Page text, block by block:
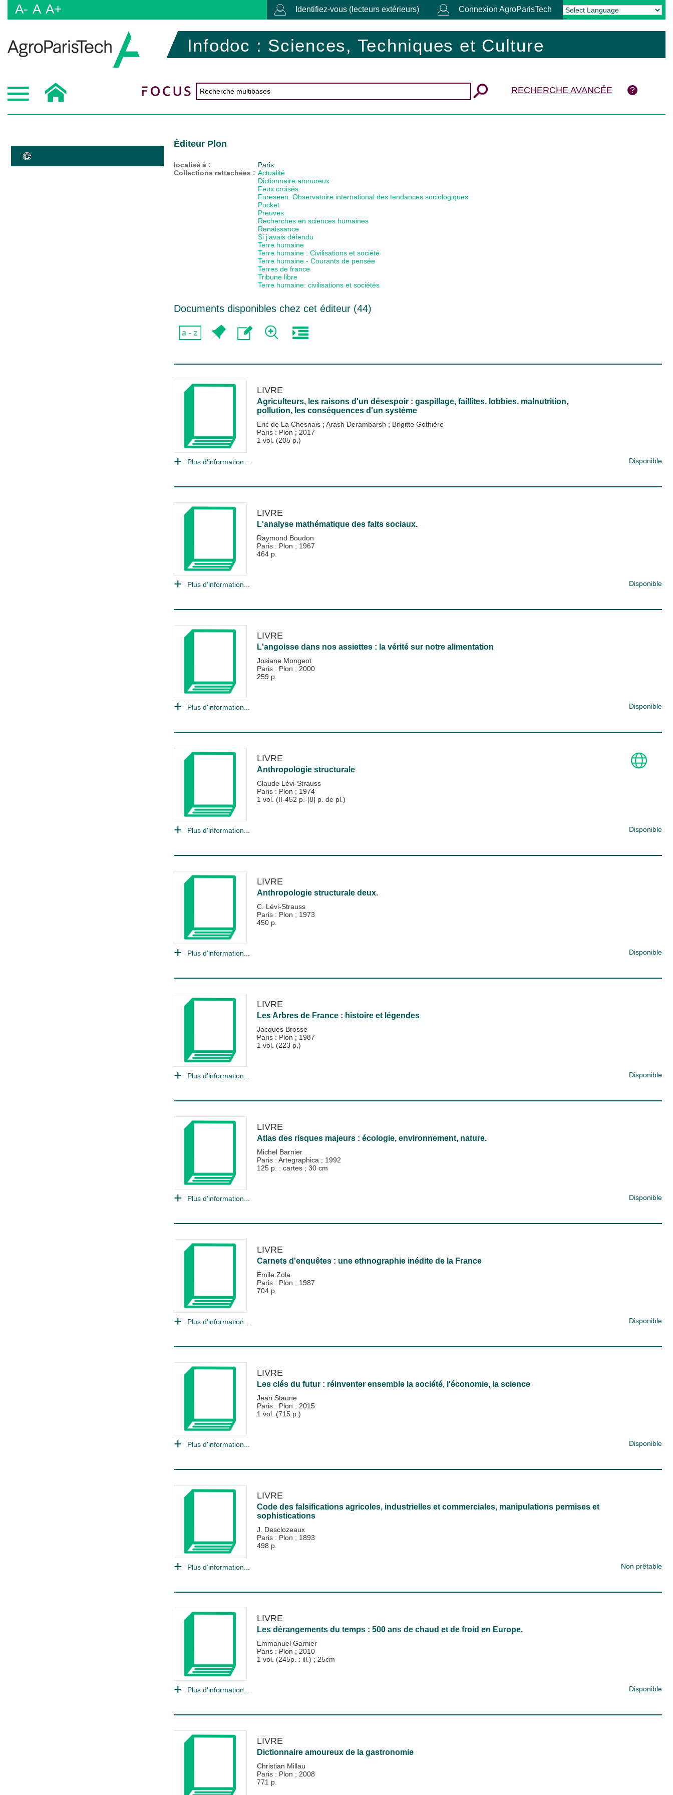
A- A A+ Identifiez-vous (lecteurs extérieurs) Connexion AgroParisTech
Powered by Translate
Infodoc : Sciences, Techniques et Culture
RECHERCHE AVANCÉE
Éditeur Plon
localisé à :
Paris
Collections rattachées : Actualité
Dictionnaire amoureux
Feux croisés
Foreseen. Observatoire international des tendances sociologiques
Pocket
Preuves
Recherches en sciences humaines
Renaissance
Si j'avais défendu
Terre humaine
Terre humaine : Civilisations et société
Terre humaine - Courants de pensée
Terres de france
Tribune libre
Terre humaine: civilisations et sociétés
Documents disponibles chez cet éditeur (44)
LIVRE
Agriculteurs, les raisons d'un désespoir : gaspillage, faillites, lobbies, malnutrition,
pollution, les conséquences d'un système
Eric de La Chesnais ; Arash Derambarsh ; Brigitte Gothière
Paris : Plon ; 2017
1 vol. (205 p.)
Plus d'information... Disponible
LIVRE
L'analyse mathématique des faits sociaux.
Raymond Boudon
Paris : Plon ; 1967
464 p.
Plus d'information... Disponible
LIVRE
L'angoisse dans nos assiettes : la vérité sur notre alimentation
Josiane Mongeot
Paris : Plon ; 2000
259 p.
Plus d'information... Disponible
LIVRE
Anthropologie structurale
Claude Lévi-Strauss
Paris : Plon ; 1974
1 vol. (II-452 p.-[8] p. de pl.)
Plus d'information... Disponible
LIVRE
Anthropologie structurale deux.
C. Lévi-Strauss
Paris : Plon ; 1973
450 p.
Plus d'information... Disponible
LIVRE
Les Arbres de France : histoire et légendes
Jacques Brosse
Paris : Plon ; 1987
1 vol. (223 p.)
Plus d'information... Disponible
LIVRE
Atlas des risques majeurs : écologie, environnement, nature.
Michel Barnier
Paris : Artegraphica ; 1992
125 p. : cartes ; 30 cm
Plus d'information... Disponible
LIVRE
Carnets d'enquêtes : une ethnographie inédite de la France
Émile Zola
Paris : Plon ; 1987
704 p.
Plus d'information... Disponible
LIVRE
Les clés du futur : réinventer ensemble la société, l'économie, la science
Jean Staune
Paris : Plon ; 2015
1 vol. (715 p.)
Plus d'information... Disponible
LIVRE
Code des falsifications agricoles, industrielles et commerciales, manipulations permises et
sophistications
J. Desclozeaux
Paris : Plon ; 1893
498 p.
Plus d'information... Non prêtable
LIVRE
Les dérangements du temps : 500 ans de chaud et de froid en Europe.
Emmanuel Garnier
Paris : Plon ; 2010
1 vol. (245p. : ill.) ; 25cm
Plus d'information... Disponible
LIVRE
Dictionnaire amoureux de la gastronomie
Christian Millau
Paris : Plon ; 2008
771 p.